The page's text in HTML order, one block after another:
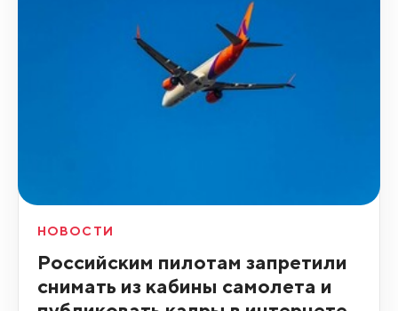
НОВОСТИ
Российским пилотам запретили
снимать из кабины самолета и